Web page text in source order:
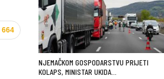
664
NJEMAČKOM GOSPODARSTVU PRIJETI
KOLAPS, MINISTAR UKIDA…